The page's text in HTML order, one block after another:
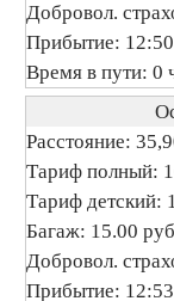
Добровол.
Прибытие: 12:50
Время в пути: 0
Расстояние:
Тариф полный:
Тариф детский:
Багаж: 15.00
Добровол.
Прибытие: 12:53